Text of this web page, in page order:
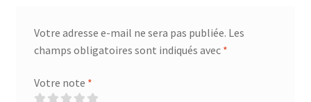
Votre adresse e-mail ne sera pas publiée. Les
champs obligatoires sont indiqués avec *
Votre note *